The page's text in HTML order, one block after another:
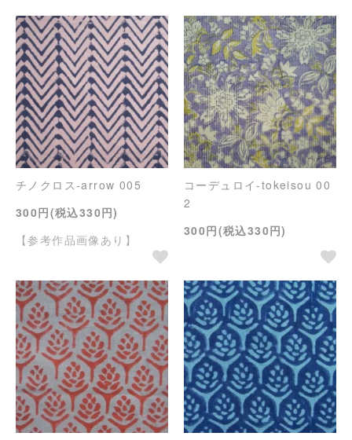
チノクロス-arrow 005
300円(税込330円)
【参考作品画像あり】
コーデュロイ-tokeisou 00
2
300円(税込330円)